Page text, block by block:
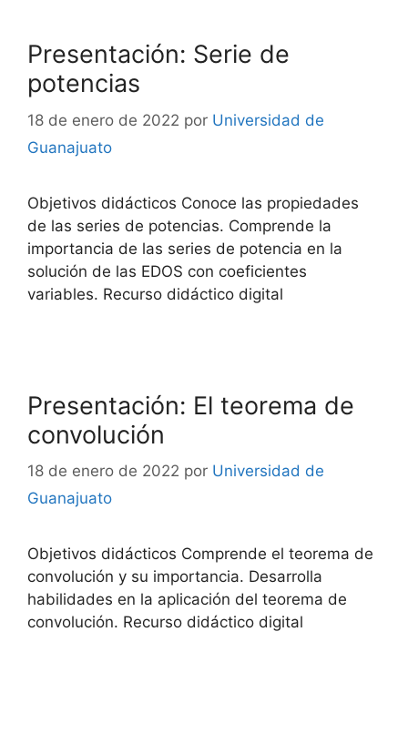
Presentación: Serie de
potencias
18 de enero de 2022 por Universidad de
Guanajuato
Objetivos didácticos Conoce las propiedades
de las series de potencias. Comprende la
importancia de las series de potencia en la
solución de las EDOS con coeficientes
variables. Recurso didáctico digital
Presentación: El teorema de
convolución
18 de enero de 2022 por Universidad de
Guanajuato
Objetivos didácticos Comprende el teorema de
convolución y su importancia. Desarrolla
habilidades en la aplicación del teorema de
convolución. Recurso didáctico digital